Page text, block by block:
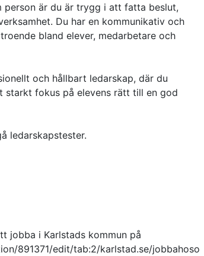
person är du är trygg i att fatta beslut,
Du har en kommunikativ och
bland elever, medarbetare och
och hållbart ledarskap, där du
fokus på elevens rätt till en god
ledarskapstester.
jobba i Karlstads kommun på
891371/edit/tab:2/karlstad.se/jobbahoso